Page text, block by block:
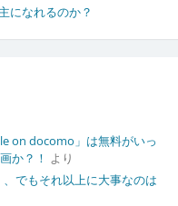
になれるのか？
on docomo」は無料がいっ
か？！ より
でもそれ以上に大事なのは